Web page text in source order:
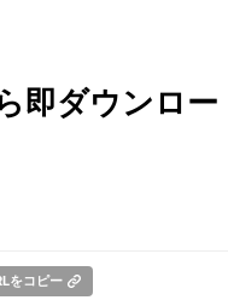
即ダウンロ
をコピー